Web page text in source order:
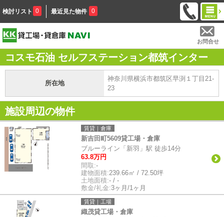
検討リスト 0 最近見た物件 0
お問合せ
コスモ石油 セルフステーション都筑インター
所在地
神奈川県横浜市都筑区早渕１丁目21-
23
施設周辺の物件
賃貸｜倉庫
新吉田町5609貸工場・倉庫
ブルーライン「新羽」駅 徒歩14分
63.8万円
間取:-
建物面積:239.66㎡ / 72.50坪
土地面積:- / -
敷金/礼金:3ヶ月/1ヶ月
賃貸｜工場
織茂貸工場・倉庫